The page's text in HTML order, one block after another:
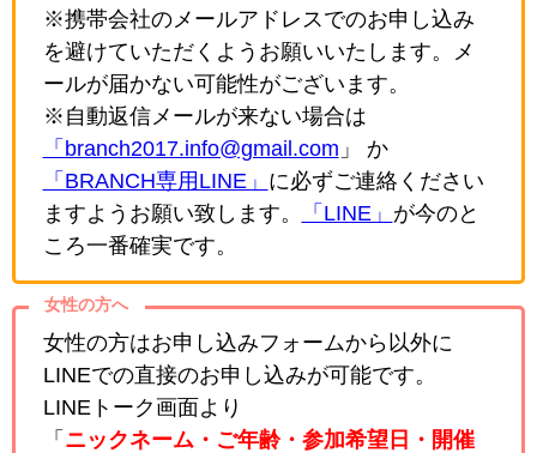
※携帯会社のメールアドレスでのお申し込み
を避けていただくようお願いいたします。メ
ールが届かない可能性がございます。
※自動返信メールが来ない場合は
「branch2017.info@gmail.com 」 か
「BRANCH専用LINE」 に必ずご連絡ください
ますようお願い致します。
「LINE」 が今のと
ころ一番確実です。
女性の方へ
女性の方はお申し込みフォームから以外に
LINEでの直接のお申し込みが可能です。
LINEトーク画面より
「 ニックネーム・ご年齢・参加希望日・開催